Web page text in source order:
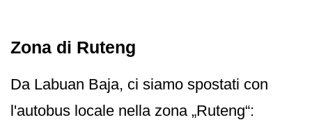
Zona di Ruteng
Da Labuan Baja, ci siamo spostati con
l'autobus locale nella zona „Ruteng“: